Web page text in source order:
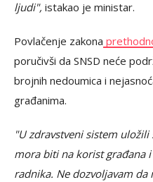
ljudi", istakao je ministar.
Povlačenje zakona
poručivši da SNSD neće
brojnih nedoumica i
građanima.
"U zdravstveni sistem
mora biti na korist građana
radnika. Ne dozvoljavam